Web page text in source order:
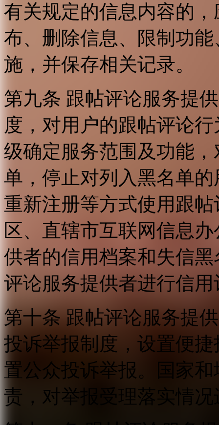
有关规定的信息内容的
布、删除信息、限制功
施，并保存相关记录。
第九条 跟帖评论服务提
度，对用户的跟帖评论
级确定服务范围及功能
单，停止对列入黑名单
重新注册等方式使用跟
区、直辖市互联网信息
供者的信用档案和失信
评论服务提供者进行信用
第十条 跟帖评论服务提
投诉举报制度，设置便
置公众投诉举报。国家
责，对举报受理落实情